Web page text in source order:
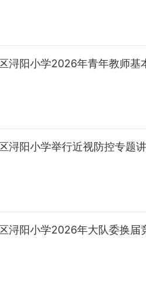
阳小学2026年青年教师基
阳小学举行近视防控专题
阳小学2026年大队委换届